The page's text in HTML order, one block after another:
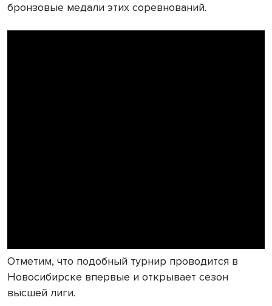
бронзовые медали этих соревнований.
Отметим, что подобный турнир проводится в
Новосибирске впервые и открывает сезон
высшей лиги.